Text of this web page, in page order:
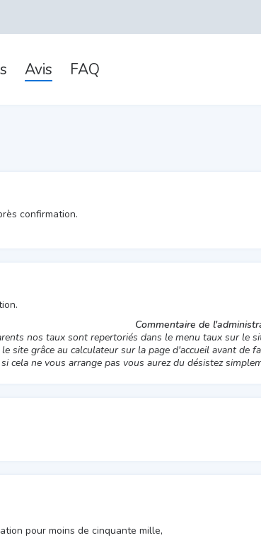
Avis FAQ
confirmation.
Commentaire de
nos taux sont repertoriés dans le menu taux sur le
grâce au calculateur sur la page d'accueil avant de
cela ne vous arrange pas vous aurez du désistez
pour moins de cinquante mille,